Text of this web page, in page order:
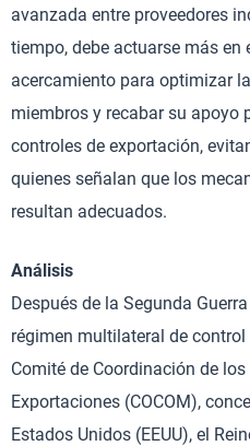
avanzada entre proveedores
tiempo, debe actuarse más
acercamiento para optimizar
miembros y recabar su apoyo
controles de exportación,
quienes señalan que los
resultan adecuados.
Análisis
Después de la Segunda
régimen multilateral de
Comité de Coordinación de
Exportaciones (COCOM),
Estados Unidos (EEUU), el